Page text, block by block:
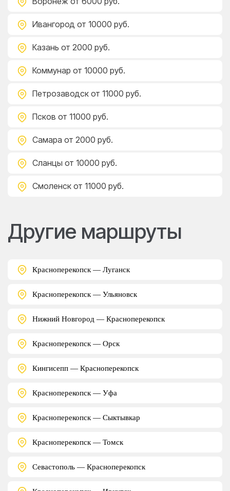
Ивангород от 10000 руб.
Казань от 2000 руб.
Коммунар от 10000 руб.
Петрозаводск от 11000 руб.
Псков от 11000 руб.
Самара от 2000 руб.
Сланцы от 10000 руб.
Смоленск от 11000 руб.
Другие маршруты
Красноперекопск — Луганск
Красноперекопск — Ульяновск
Нижний Новгород — Красноперекопск
Красноперекопск — Орск
Кингисепп — Красноперекопск
Красноперекопск — Уфа
Красноперекопск — Сыктывкар
Красноперекопск — Томск
Севастополь — Красноперекопск